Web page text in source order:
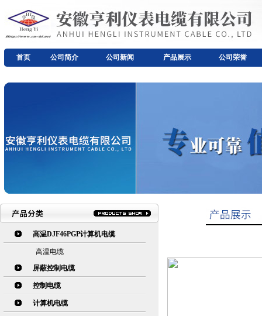
首页 公司简介 公司新闻 产品展示 公司荣誉
高温DJF46PGP计算机电缆
高温电缆
屏蔽控制电缆
控制电缆
计算机电缆